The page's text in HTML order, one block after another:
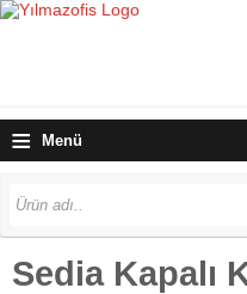
≡ Menü
Sedia Kapalı